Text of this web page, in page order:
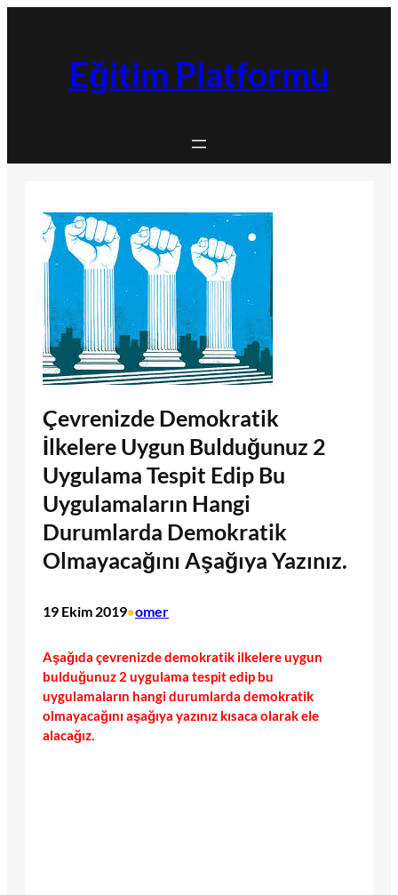
Eğitim Platformu
Çevrenizde Demokratik
İlkelere Uygun Bulduğunuz 2
Uygulama Tespit Edip Bu
Uygulamaların Hangi
Durumlarda Demokratik
Olmayacağını Aşağıya Yazınız.
19 Ekim 2019•omer
Aşağıda çevrenizde demokratik ilkelere uygun
bulduğunuz 2 uygulama tespit edip bu
uygulamaların hangi durumlarda demokratik
olmayacağını aşağıya yazınız kısaca olarak ele
alacağız.